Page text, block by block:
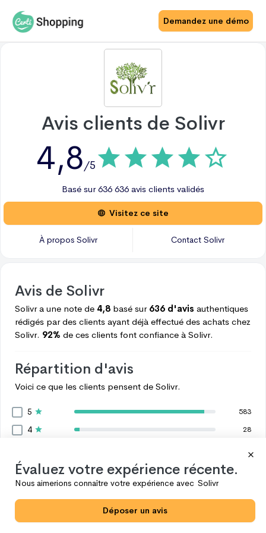
Demandez une démo
Avis clients de Solivr
4,8/5
Basé sur636 636 avis clients validés
Visitez ce site
À propos Solivr Contact Solivr
Avis de Solivr
Solivra une note de 4,8 basé sur 636 d'avis authentiques
rédigés par des clients ayant déjà effectué des achats chez
Solivr. 92% de ces clients font confiance à Solivr.
Répartition d'avis
Voici ce que les clients pensent de Solivr.
5 583
4 28
2
1
Voir plus
Évaluez votre expérience récente.
Nous aimerions connaître votre expérience avec Solivr
Déposer un avis